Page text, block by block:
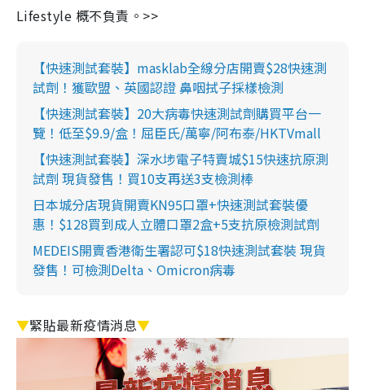
Lifestyle 概不負責。>>
【快速測試套裝】masklab全線分店開賣$28快速測
試劑！獲歐盟、英國認證 鼻咽拭子採樣檢測
【快速測試套裝】20大病毒快速測試劑購買平台一
覽！低至$9.9/盒！屈臣氏/萬寧/阿布泰/HKTVmall
【快速測試套裝】深水埗電子特賣城$15快速抗原測
試劑 現貨發售！買10支再送3支檢測棒
日本城分店現貨開賣KN95口罩+快速測試套裝優
惠！$128買到成人立體口罩2盒+5支抗原檢測試劑
MEDEIS開賣香港衛生署認可$18快速測試套裝 現貨
發售！可檢測Delta、Omicron病毒
▼緊貼最新疫情消息▼